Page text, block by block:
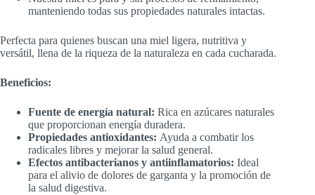
manteniendo todas sus propiedades naturales intactas.
Perfecta para quienes buscan una miel ligera, nutritiva y
versátil, llena de la riqueza de la naturaleza en cada cucharada.
Beneficios:
Fuente de energía natural: Rica en azúcares naturales
que proporcionan energía duradera.
Propiedades antioxidantes: Ayuda a combatir los
radicales libres y mejorar la salud general.
Efectos antibacterianos y antiinflamatorios: Ideal
para el alivio de dolores de garganta y la promoción de
la salud digestiva.